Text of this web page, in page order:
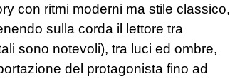
con ritmi moderni ma stile classico,
sulla corda il lettore tra
sono notevoli), tra luci ed ombre,
del protagonista fino ad